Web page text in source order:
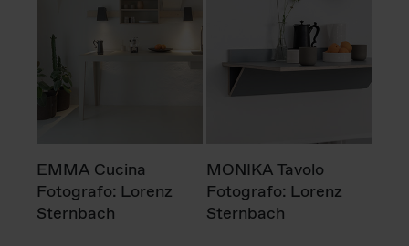
EMMA Cucina
Fotografo: Lorenz
Sternbach
MONIKA Tavolo
Fotografo: Lorenz
Sternbach